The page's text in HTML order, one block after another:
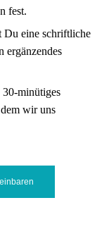
fest.
Du eine schriftliche
ergänzendes
minütiges
wir uns